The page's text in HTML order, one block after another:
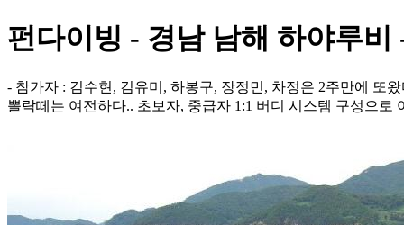
펀다이빙 - 경남 남해 하야루비
- 참가자 : 김수현, 김유미, 하봉구, 장정민, 차정은 2주만에 또
뽈락떼는 여전하다.. 초보자, 중급자 1:1 버디 시스템 구성으